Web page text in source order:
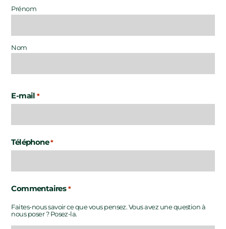
Prénom
Nom
E-mail *
Téléphone *
Commentaires *
Faites-nous savoir ce que vous pensez. Vous avez une question à
nous poser ? Posez-la.